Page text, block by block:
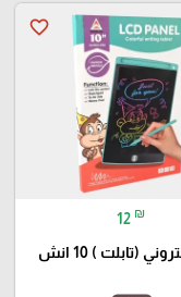
favorite_border
12 ₪
(تابلت ) 10 انش